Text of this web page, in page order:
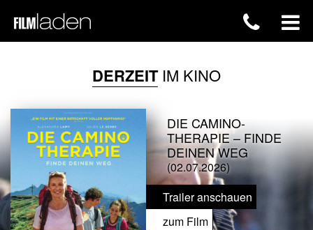
DERZEITIM KINO
DIE CAMINO-
THERAPIE – FINDE
DEINEN WEG
(02.07.2026)
Trailer anschauen
zum Film